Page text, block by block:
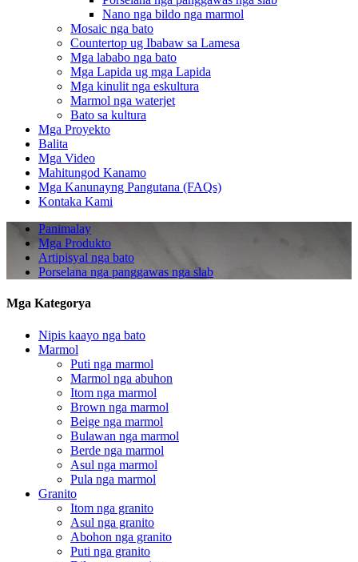
Nano nga bildo nga marmol
Mosaic nga bato
Countertop ug Ibabaw sa Lamesa
Mga lababo nga bato
Mga Lapida ug mga Lapida
Mga kinulit nga eskultura
Marmol nga waterjet
Bato sa kultura
Mga Proyekto
Balita
Mga Video
Mahitungod Kanamo
Mga Kanunayng Pangutana (FAQs)
Kontaka Kami
Panimalay
Mga Produkto
Artipisyal nga bato
Porselana nga panggawas nga slab
Mga Kategorya
Nipis kaayo nga bato
Marmol
Puti nga marmol
Marmol nga abuhon
Itom nga marmol
Brown nga marmol
Beige nga marmol
Bulawan nga marmol
Berde nga marmol
Asul nga marmol
Pula nga marmol
Granito
Itom nga granito
Asul nga granito
Abohon nga granito
Puti nga granito